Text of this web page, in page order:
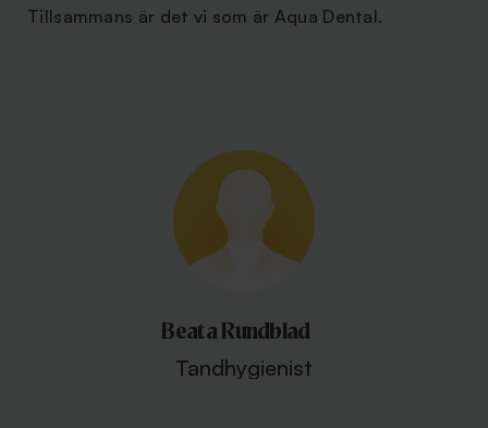
Tillsammans är det vi som är Aqua Dental.
Beata Rundblad
Tandhygienist